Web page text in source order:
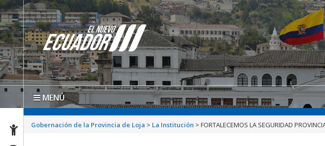
MENÚ
Gobernación de la Provincia de Loja > La Institución >FORTALECEMOS LA SEGURIDAD